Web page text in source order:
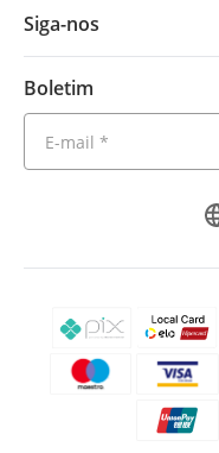
Siga-nos
Boletim